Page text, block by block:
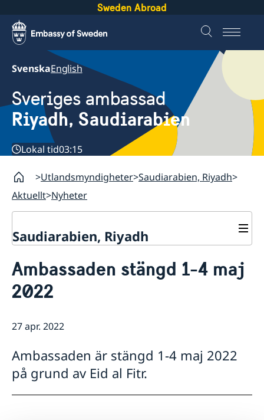
Sweden Abroad
SvenskaEnglish
Sveriges ambassad
Riyadh, Saudiarabien
Lokal tid03:15
Utlandsmyndigheter Saudiarabien, Riyadh
Aktuellt Nyheter
Saudiarabien, Riyadh
Om oss
Så stöttar vi svenska företag
Svenska företag i Saudiarabien, Oman och Jemen
Nyheter
Avgifter
Ambassaden stängd 1-4 maj
2022
27 apr. 2022
Ambassaden är stängd 1-4 maj 2022
på grund av Eid al Fitr.